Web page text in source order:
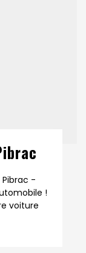
Pibrac -
!
voiture